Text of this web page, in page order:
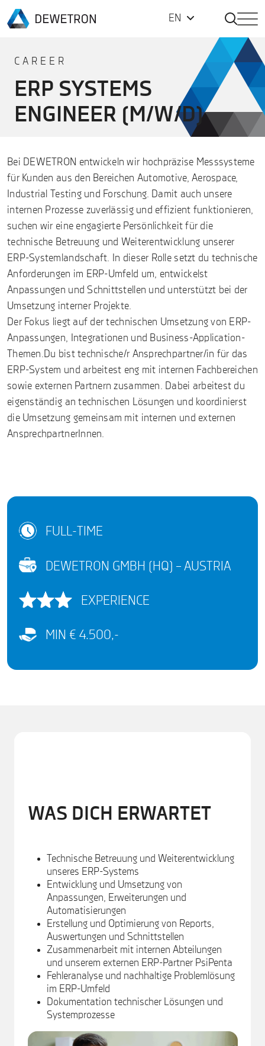
EN Open
CAREER
ERP SYSTEMS
ENGINEER (M/W/D)
Bei DEWETRON entwickeln wir hochpräzise Messsysteme
für Kunden aus den Bereichen Automotive, Aerospace,
Industrial Testing und Forschung. Damit auch unsere
internen Prozesse zuverlässig und effizient funktionieren,
suchen wir eine engagierte Persönlichkeit für die
technische Betreuung und Weiterentwicklung unserer
ERP-Systemlandschaft. In dieser Rolle setzt du technische
Anforderungen im ERP-Umfeld um, entwickelst
Anpassungen und Schnittstellen und unterstützt bei der
Umsetzung interner Projekte.
Der Fokus liegt auf der technischen Umsetzung von ERP-
Anpassungen, Integrationen und Business-Application-
Themen.Du bist technische/r Ansprechpartner/in für das
ERP-System und arbeitest eng mit internen Fachbereichen
sowie externen Partnern zusammen. Dabei arbeitest du
eigenständig an technischen Lösungen und koordinierst
die Umsetzung gemeinsam mit internen und externen
AnsprechpartnerInnen.
FULL-TIME
DEWETRON GMBH (HQ) – AUSTRIA
EXPERIENCE
MIN € 4.500,-
WAS DICH ERWARTET
Technische Betreuung und Weiterentwicklung
unseres ERP-Systems
Entwicklung und Umsetzung von
Anpassungen, Erweiterungen und
Automatisierungen
Erstellung und Optimierung von Reports,
Auswertungen und Schnittstellen
Zusammenarbeit mit internen Abteilungen
und unserem externen ERP-Partner PsiPenta
Fehleranalyse und nachhaltige Problemlösung
im ERP-Umfeld
Dokumentation technischer Lösungen und
Systemprozesse